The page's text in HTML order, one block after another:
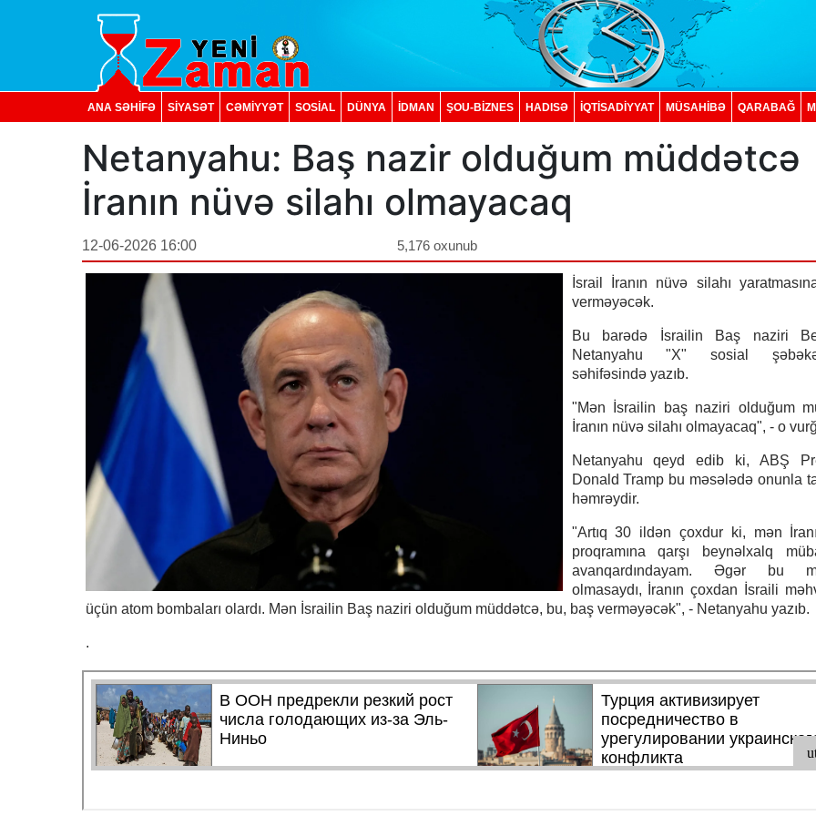
ANA SƏHİFƏ SİYASƏT CƏMİYYƏT SOSIAL DÜNYA İDMAN ŞOU-BİZNES HADISƏ İQTISADIYYAT MÜSAHİBƏ QARABAĞ
Netanyahu: Baş nazir olduğum müddətcə
İranın nüvə silahı olmayacaq
12-06-2026 16:00 5,176 oxunub
İsrail İranın nüvə silahı
verməyəcək.
Bu barədə İsrailin Baş naziri
Netanyahu "X" sosial
səhifəsində yazıb.
"Mən İsrailin baş naziri olduğum
İranın nüvə silahı olmayacaq", - o
Netanyahu qeyd edib ki, ABŞ
Donald Tramp bu məsələdə onunla
həmrəydir.
"Artıq 30 ildən çoxdur ki, mən
proqramına qarşı beynəlxalq
avanqardındayam. Əgər bu
olmasaydı, İranın çoxdan İsraili
üçün atom bombaları olardı. Mən İsrailin Baş naziri olduğum müddətcə, bu, baş verməyəcək", - Netanyahu yazıb.
.